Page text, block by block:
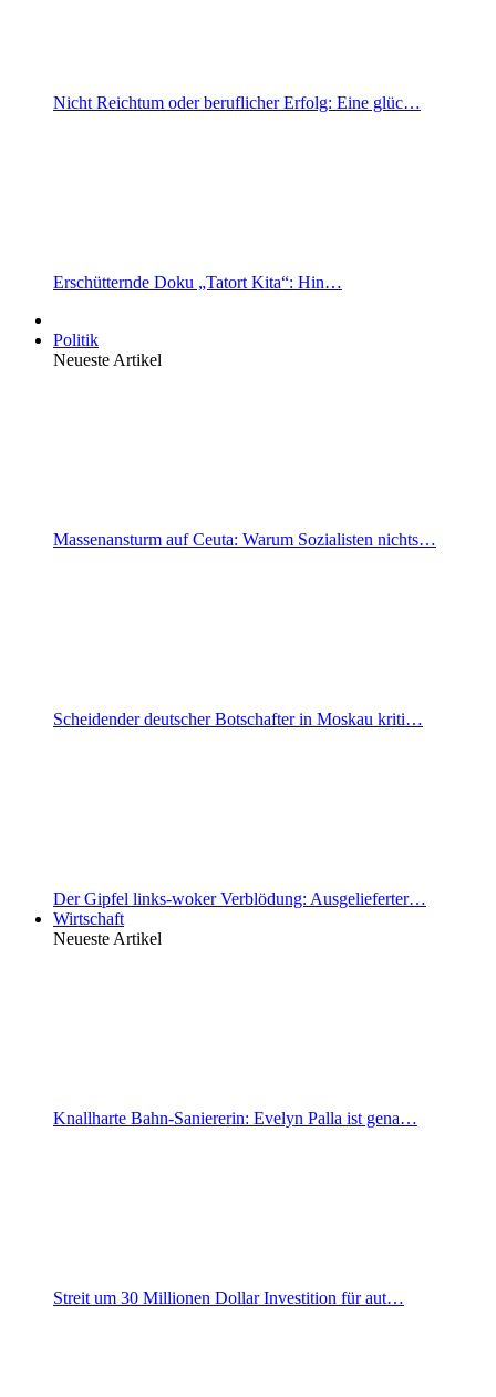
Nicht Reichtum oder beruflicher Erfolg: Eine glüc…
Erschütternde Doku „Tatort Kita“: Hin…
Politik
Neueste Artikel
Massenansturm auf Ceuta: Warum Sozialisten nichts…
Scheidender deutscher Botschafter in Moskau kriti…
Der Gipfel links-woker Verblödung: Ausgelieferter…
Wirtschaft
Neueste Artikel
Knallharte Bahn-Saniererin: Evelyn Palla ist gena…
Streit um 30 Millionen Dollar Investition für aut…